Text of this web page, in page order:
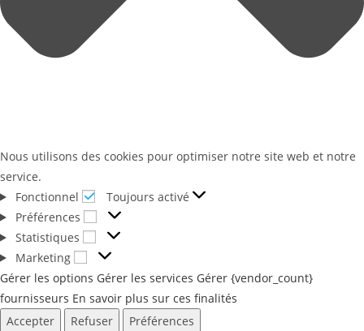
Nous utilisons des cookies pour optimiser notre site web et notre
service.
Fonctionnel
Fonctionnel
Toujours activé
Préférences
Préférences
Statistiques
Statistiques
Marketing
Marketing
Gérer les options Gérer les services Gérer {vendor_count}
fournisseurs En savoir plus sur ces finalités
Accepter
Refuser
Préférences